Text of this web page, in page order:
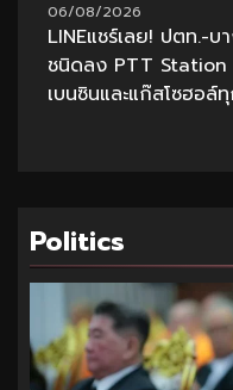
06/08/2026
LINEแชร์เลย! ปตท.-
ชนิดลง PTT Station
เบนซินและแก๊สโซฮอ
Politics